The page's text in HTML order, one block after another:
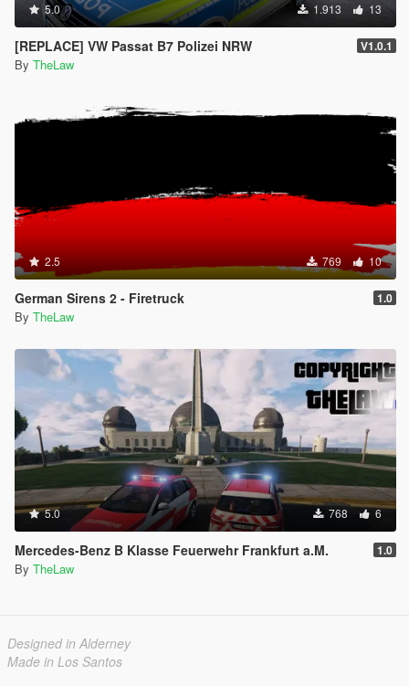
5.0 1.913 13
[REPLACE] VW Passat B7 Polizei NRW V1.0.1
By TheLaw
2.5 769 10
German Sirens 2 - Firetruck 1.0
By TheLaw
5.0 768 6
Mercedes-Benz B Klasse Feuerwehr Frankfurt a.M. 1.0
By TheLaw
Designed in Alderney
Made in Los Santos